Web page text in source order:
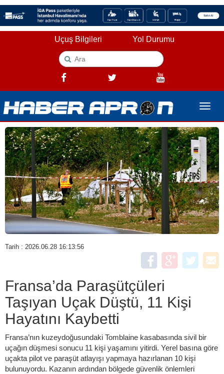
Uçuş Bilgileri Yol Durumu
Toggle
Tarih : 2026.06.28 16:13:56
Fransa’da Paraşütçüleri
Taşıyan Uçak Düştü, 11 Kişi
Hayatını Kaybetti
Fransa’nın kuzeydoğusundaki Tomblaine kasabasında sivil bir
uçağın düşmesi sonucu 11 kişi yaşamını yitirdi. Yerel basına göre
uçakta pilot ve paraşüt atlayışı yapmaya hazırlanan 10 kişi
bulunuyordu. Kazanın ardından bölgede güvenlik önlemleri